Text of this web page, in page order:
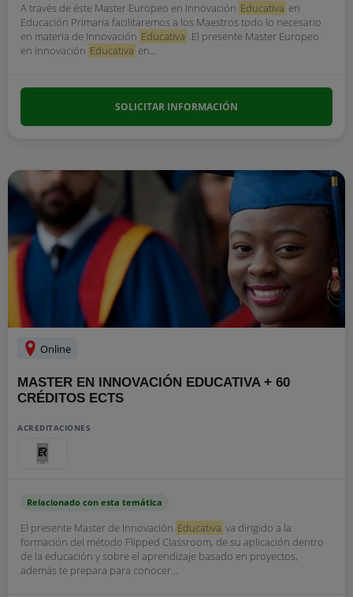
A través de éste Master Europeo en Innovación Educativa en
Educación Primaria facilitaremos a los Maestros todo lo necesario
en materia de Innovación Educativa .El presente Master Europeo
en Innovación Educativa en...
SOLICITAR INFORMACIÓN
Online
MASTER EN INNOVACIÓN EDUCATIVA + 60
CRÉDITOS ECTS
ACREDITACIONES
Relacionado con esta temática
El presente Master de Innovación Educativa va dirigido a la
formación del método Flipped Classroom, de su aplicación dentro
de la educación y sobre el aprendizaje basado en proyectos,
además te prepara para conocer...